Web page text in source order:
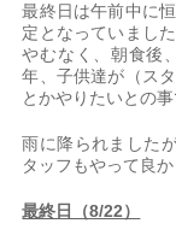
最終日は午前中に
定となっていまし
やむなく、朝食後
年、子供達が（ス
とかやりたいとの
雨に降られました
タッフもやって良か
最終日（8/22）